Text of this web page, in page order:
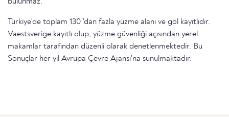
bulunmaz.
Türkiye'de toplam 130 'dan fazla yüzme alanı ve göl kayıtlıdır.
Vaestsverige kayıtlı olup, yüzme güvenliği açısından yerel
makamlar tarafından düzenli olarak denetlenmektedir. Bu
Sonuçlar her yıl Avrupa Çevre Ajansı'na sunulmaktadır.